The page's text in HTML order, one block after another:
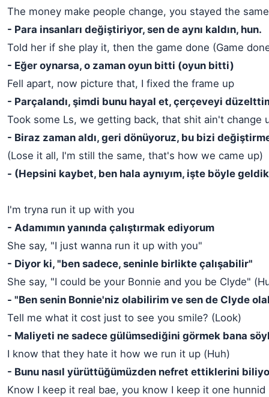
The money make people change, you stayed the
- Para insanları değiştiriyor, sen de aynı kaldın, hun.
Told her if she play it, then the game done (Game
- Eğer oynarsa, o zaman oyun bitti (oyun bitti)
Fell apart, now picture that, I fixed the frame up
- Parçalandı, şimdi bunu hayal et, çerçeveyi
Took some Ls, we getting back, that shit ain't change
- Biraz zaman aldı, geri dönüyoruz, bu bizi
(Lose it all, I'm still the same, that's how we came up)
- (Hepsini kaybet, ben hala aynıyım, işte böyle
I'm tryna run it up with you
- Adamımın yanında çalıştırmak ediyorum
She say, "I just wanna run it up with you"
- Diyor ki, "ben sadece, seninle birlikte çalışabilir"
She say, "I could be your Bonnie and you be Clyde"
- "Ben senin Bonnie'niz olabilirim ve sen de Clyde
Tell me what it cost just to see you smile? (Look)
- Maliyeti ne sadece gülümsediğini görmek bana
I know that they hate it how we run it up (Huh)
- Bunu nasıl yürüttüğümüzden nefret ettiklerini
Know I keep it real bae, you know I keep it one hunnid